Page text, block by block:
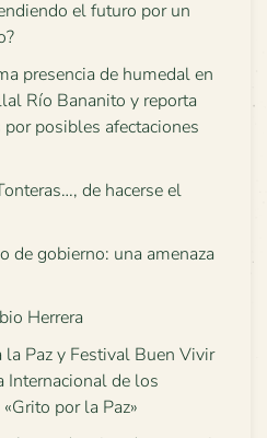
el futuro por un
presencia de humedal en
Río Bananito y reporta
posibles afectaciones
de hacerse el
de gobierno: una amenaza
Herrera
Paz y Festival Buen Vivir
Internacional de los
por la Paz»